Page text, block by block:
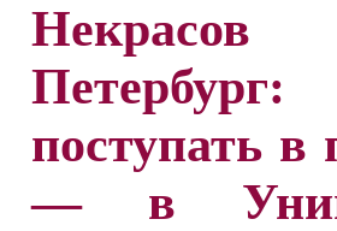
поступать
— в